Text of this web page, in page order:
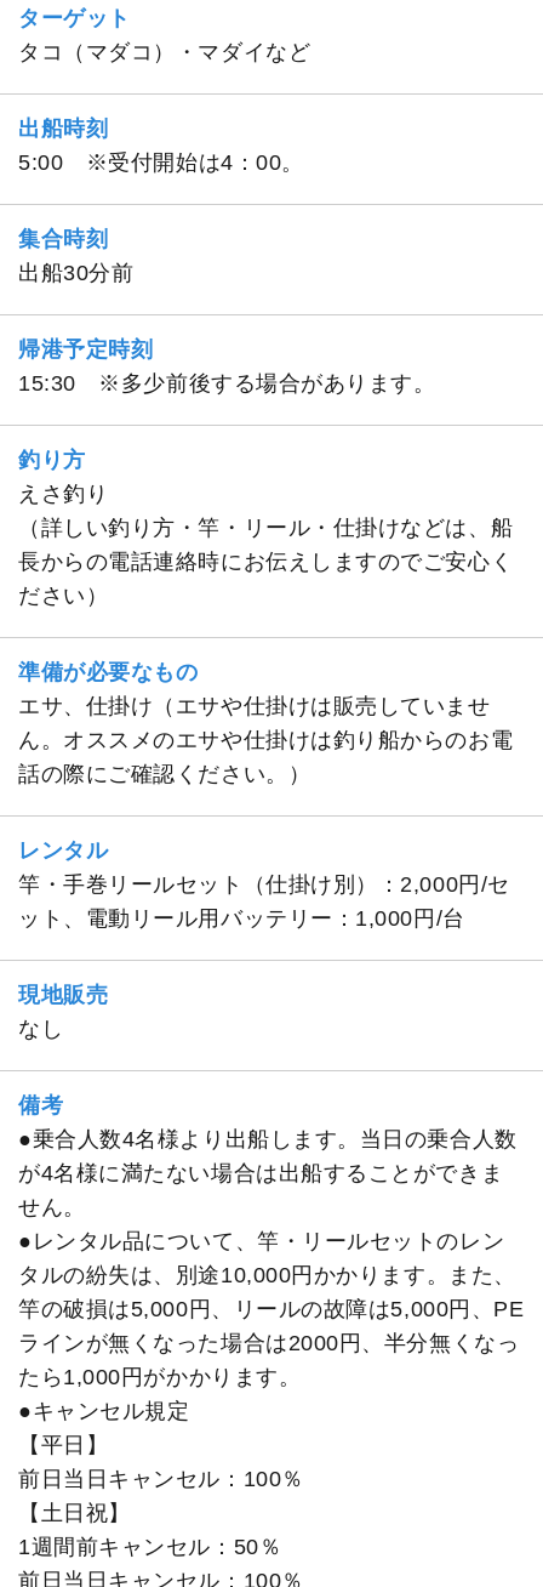
ターゲット
タコ（マダコ）・マダイなど
出船時刻
5:00 ※受付開始は4：00。
集合時刻
出船30分前
帰港予定時刻
15:30 ※多少前後する場合があります。
釣り方
えさ釣り
（詳しい釣り方・竿・リール・仕掛けなどは、船
長からの電話連絡時にお伝えしますのでご安心く
ださい）
準備が必要なもの
エサ、仕掛け（エサや仕掛けは販売していませ
ん。オススメのエサや仕掛けは釣り船からのお電
話の際にご確認ください。）
レンタル
竿・手巻リールセット（仕掛け別）：2,000円/セ
ット、電動リール用バッテリー：1,000円/台
現地販売
なし
備考
●乗合人数4名様より出船します。当日の乗合人数
が4名様に満たない場合は出船することができま
せん。
●レンタル品について、竿・リールセットのレン
タルの紛失は、別途10,000円かかります。また、
竿の破損は5,000円、リールの故障は5,000円、PE
ラインが無くなった場合は2000円、半分無くなっ
たら1,000円がかかります。
●キャンセル規定
【平日】
前日当日キャンセル：100％
【土日祝】
1週間前キャンセル：50％
前日当日キャンセル：100％